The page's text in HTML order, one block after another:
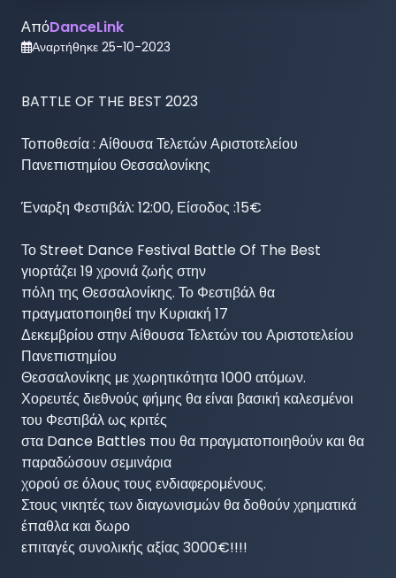
ΑπόDanceLink
Αναρτήθηκε 25-10-2023
BATTLE OF THE BEST 2023
Τοποθεσία : Αίθουσα Τελετών Αριστοτελείου
Πανεπιστημίου Θεσσαλονίκης
Έναρξη Φεστιβάλ: 12:00, Είσοδος :15€
Το Street Dance Festival Battle Of The Best
γιορτάζει 19 χρονιά ζωής στην
πόλη της Θεσσαλονίκης. Το Φεστιβάλ θα
πραγματοποιηθεί την Κυριακή 17
Δεκεμβρίου στην Αίθουσα Τελετών του Αριστοτελείου
Πανεπιστημίου
Θεσσαλονίκης με χωρητικότητα 1000 ατόμων.
Χορευτές διεθνούς φήμης θα είναι βασική καλεσμένοι
του Φεστιβάλ ως κριτές
στα Dance Battles που θα πραγματοποιηθούν και θα
παραδώσουν σεμινάρια
χορού σε όλους τους ενδιαφερομένους.
Στους νικητές των διαγωνισμών θα δοθούν χρηματικά
έπαθλα και δωρο
επιταγές συνολικής αξίας 3000€!!!!